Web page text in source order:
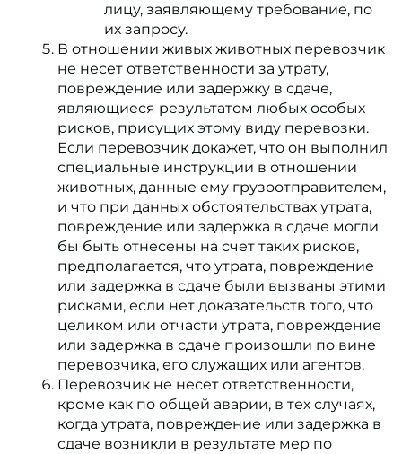
лицу, заявляющему требование, по
их запросу.
В отношении живых животных перевозчик
не несет ответственности за утрату,
повреждение или задержку в сдаче,
являющиеся результатом любых особых
рисков, присущих этому виду перевозки.
Если перевозчик докажет, что он выполнил
специальные инструкции в отношении
животных, данные ему грузоотправителем,
и что при данных обстоятельствах утрата,
повреждение или задержка в сдаче могли
бы быть отнесены на счет таких рисков,
предполагается, что утрата, повреждение
или задержка в сдаче были вызваны этими
рисками, если нет доказательств того, что
целиком или отчасти утрата, повреждение
или задержка в сдаче произошли по вине
перевозчика, его служащих или агентов.
Перевозчик не несет ответственности,
кроме как по общей аварии, в тех случаях,
когда утрата, повреждение или задержка в
сдаче возникли в результате мер по